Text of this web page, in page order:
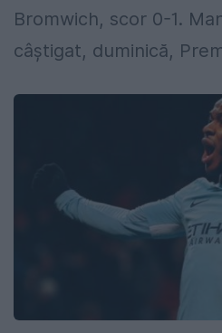
Bromwich, scor 0-1.
câștigat, duminică,